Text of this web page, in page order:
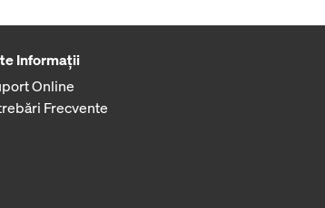
Informaţii
Online
Frecvente